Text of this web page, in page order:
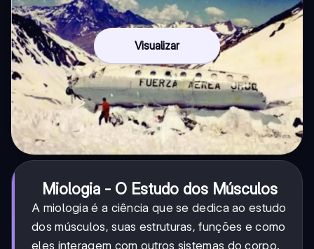
Visualizar
Miologia - O Estudo dos Músculos
A miologia é a ciência que se dedica ao estudo
dos músculos, suas estruturas, funções e como
eles interagem com outros sistemas do corpo.